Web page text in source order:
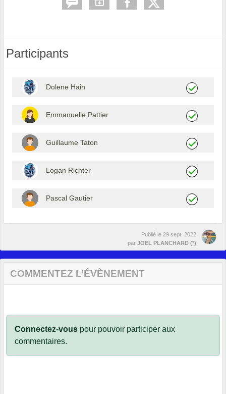
Participants
Dolene Hain
Emmanuelle Pattier
Guillaume Taton
Logan Richter
Pascal Gautier
Publié le 29 sept. 2022
par JOEL PLANCHARD (*)
COMMENTEZ L’ÉVÈNEMENT
Connectez-vous pour pouvoir participer aux
commentaires.